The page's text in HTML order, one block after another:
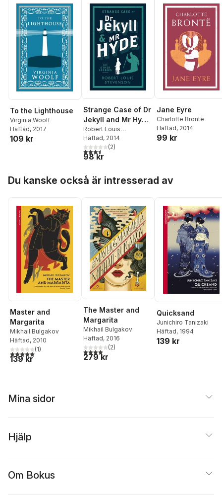
To the Lighthouse
Virginia Woolf
Häftad, 2017
109 kr
Strange Case of Dr
Jekyll and Mr Hyde
and Other Stories
Robert Louis
Stevenson
Häftad, 2014
3,5utav 5 stjärnor. Totalt antal röster:
(2)
98 kr
Jane Eyre
Charlotte Brontë
Häftad, 2014
99 kr
Du kanske också är intresserad av
Master and
Margarita
Mikhail Bulgakov
Häftad, 2010
5,0utav 5 stjärnor. Totalt antal röster:
(1)
139 kr
The Master and
Margarita
Mikhail Bulgakov
Häftad, 2016
4,0utav 5 stjärnor. Totalt antal röster:
(2)
279 kr
Quicksand
Junichiro Tanizaki
Häftad, 1994
139 kr
Mina sidor
Hjälp
Om Bokus